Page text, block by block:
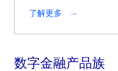
了解更多
数字金融产品族